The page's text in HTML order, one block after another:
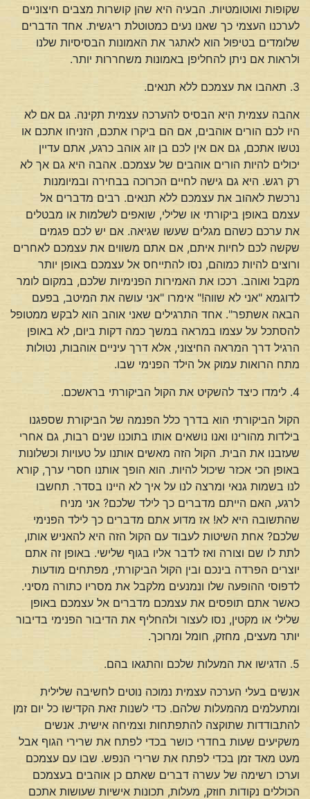
שקופות ואוטומטיות. הבעיה היא שהן קושרות מצבים חיצוניים
לערכנו העצמי כך שאנו נעים כמטוטלת ריגשית. אחד הדברים
שלומדים בטיפול הוא לאתגר את האמונות הבסיסיות שלנו
ולראות אם ניתן להחליפן באמונות משחררות יותר.
3. תאהבו את עצמכם ללא תנאים.
אהבה עצמית היא הבסיס להערכה עצמית תקינה. גם אם לא
היו לכם הורים אוהבים, אם הם ביקרו אתכם, הזניחו אתכם או
נטשו אתכם, גם אם אין לכם בן זוג אוהב כרגע, אתם עדיין
יכולים להיות הורים אוהבים של עצמכם. אהבה היא גם אך לא
רק רגש. היא גם גישה לחיים הכרוכה בבחירה ובמיומנות
נרכשת לאהוב את עצמכם ללא תנאים. רבים מדברים אל
עצמם באופן ביקורתי או שלילי, שואפים לשלמות או מבטלים
את ערכם כשהם מגלים שעשו שגיאה. אם יש לכם פגמים
שקשה לכם לחיות איתם, אם אתם משווים את עצמכם לאחרים
ורוצים להיות כמוהם, נסו להתייחס אל עצמכם באופן יותר
מקבל ואוהב. רככו את האמירות הפנימיות שלכם, במקום לומר
לדוגמא "אני לא שווה!" אימרו "אני עושה את המיטב, בפעם
הבאה אשתפר". אחד התרגילים שאני אוהב הוא לבקש ממטופל
להסתכל על עצמו במראה במשך כמה דקות ביום, לא באופן
הרגיל דרך המראה החיצוני, אלא דרך עיניים אוהבות, נטולות
מתח הרואות עמוק אל הילד הפנימי שבו.
4. לימדו כיצד להשקיט את הקול הביקורתי בראשכם.
הקול הביקורתי הוא בדרך כלל הפנמה של הביקורת שספגנו
בילדות מהורינו ואנו נושאים אותו בתוכנו שנים רבות, גם אחרי
שעזבנו את הבית. הקול הזה מאשים אותנו על טעויות וכשלונות
באופן הכי אכזר שיכול להיות. הוא הופך אותנו חסרי ערך, קורא
לנו בשמות גנאי ומרצה לנו על איך לא היינו בסדר. תחשבו
לרגע, האם הייתם מדברים כך לילד שלכם? אני מניח
שהתשובה היא לא! אז מדוע אתם מדברים כך לילד הפנימי
שלכם? אחת השיטות לעבוד עם הקול הזה היא להאניש אותו,
לתת לו שם וצורה ואז לדבר אליו בגוף שלישי. באופן זה אתם
יוצרים הפרדה בינכם ובין הקול הביקורתי, מפתחים מודעות
לדפוסי ההופעה שלו ונמנעים מלקבל את מסריו כתורה מסיני.
כאשר אתם תופסים את עצמכם מדברים אל עצמכם באופן
שלילי או מקטין, נסו לעצור ולהחליף את הדיבור הפנימי בדיבור
יותר מעצים, מחזק, חומל ומרוכך.
5. הדגישו את המעלות שלכם והתגאו בהם.
אנשים בעלי הערכה עצמית נמוכה נוטים לחשיבה שלילית
ומתעלמים מהמעלות שלהם. כדי לשנות זאת הקדישו כל יום זמן
להתבודדות שתוקצה להתפתחות וצמיחה אישית. אנשים
משקיעים שעות בחדרי כושר בכדי לפתח את שרירי הגוף אבל
מעט מאד זמן בכדי לפתח את שרירי הנפש. שבו עם עצמכם
וערכו רשימה של עשרה דברים שאתם כן אוהבים בעצמכם
הכוללים נקודות חוזק, מעלות, תכונות אישיות שעושות אתכם